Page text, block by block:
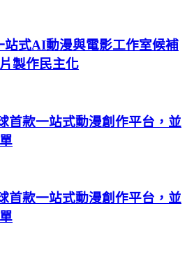
站式AI動漫與電影工作室候補
製作民主化
首款一站式動漫創作平台，並
首款一站式動漫創作平台，並